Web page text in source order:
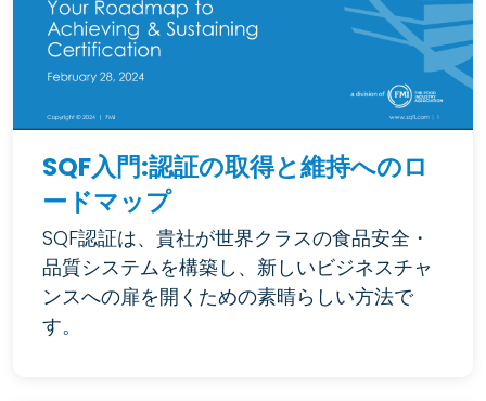
SQF入門:認証の取得と維持へのロ
ードマップ
SQF認証は、貴社が世界クラスの食品安全・
品質システムを構築し、新しいビジネスチャ
ンスへの扉を開くための素晴らしい方法で
す。